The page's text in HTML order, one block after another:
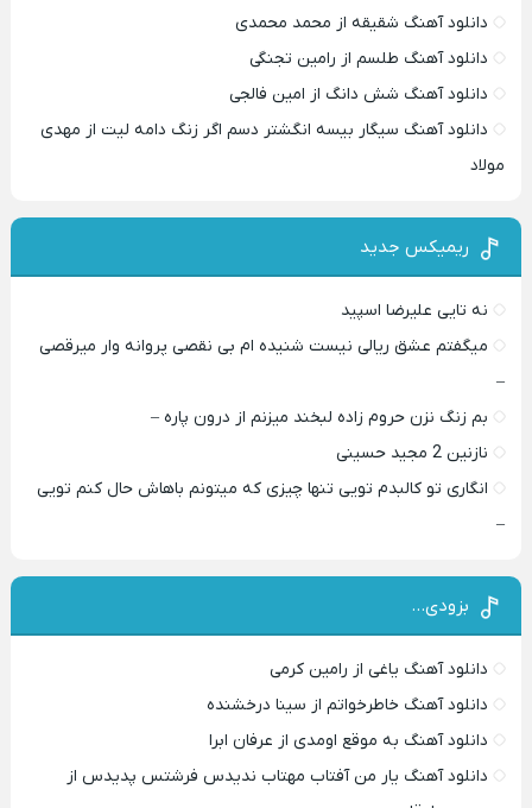
دانلود آهنگ شقیقه از محمد محمدی
دانلود آهنگ طلسم از رامین تجنگی
دانلود آهنگ شش دانگ از امین فالجی
دانلود آهنگ سیگار بیسه انگشتر دسم اگر زنگ دامه لیت از مهدی
مولاد
ریمیکس جدید
نه تایی علیرضا اسپید
میگفتم عشق ریالی نیست شنیده ام بی نقصی پروانه وار میرقصی
–
بم زنگ نزن حروم زاده لبخند میزنم از درون پاره –
نازنین 2 مجید حسینی
انگاری تو کالبدم تویی تنها چیزی که میتونم باهاش حال کنم تویی
–
بزودی…
دانلود آهنگ یاغی از رامین کرمی
دانلود آهنگ خاطرخواتم از سینا درخشنده
دانلود آهنگ به موقع اومدی از عرفان ابرا
دانلود آهنگ یار من آفتاب مهتاب ندیدس فرشتس پدیدس از